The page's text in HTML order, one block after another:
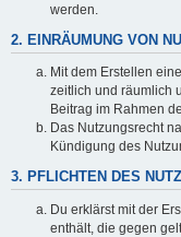
werden.
2. EINRÄUMUNG VON
Mit dem Erstellen
zeitlich und räumlich
Beitrag im Rahmen
Das Nutzungsrecht
Kündigung des
3. PFLICHTEN DES
Du erklärst mit der
enthält, die gegen